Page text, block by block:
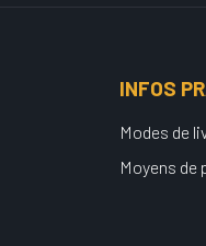
INFOS
Modes de
Moyens de